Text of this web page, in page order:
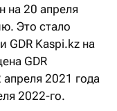
на 20 апреля
Это стало
GDR Kaspi.kz на
GDR
2021 года
2022-го.